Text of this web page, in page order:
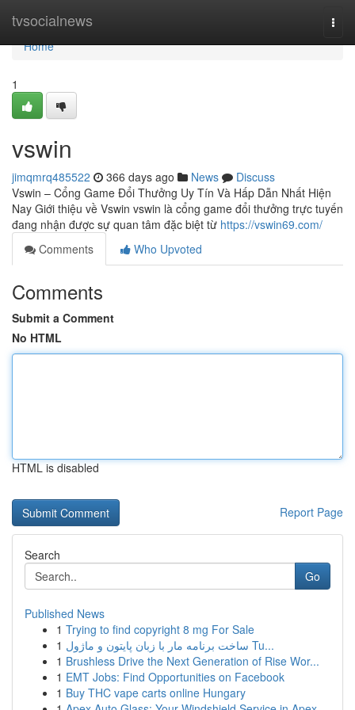
tvsocialnews
Home
Home
1
vswin
jimqmrq485522 366 days ago News
Discuss
Vswin – Cổng Game Đổi Thưởng Uy Tín Và Hấp Dẫn Nhất Hiện
Nay Giới thiệu về Vswin vswin là cổng game đổi thưởng trực tuyến
đang nhận được sự quan tâm đặc biệt từ https://vswin69.com/
Comments
Who Upvoted
Comments
Submit a Comment
No HTML
HTML is disabled
Report Page
Search
Go
Published News
1 Trying to find copyright 8 mg For Sale
1
ساخت برنامه مار با زبان پایتون و ماژول Tu...
1 Brushless Drive the Next Generation of Rise Wor...
1 EMT Jobs: Find Opportunities on Facebook
1 Buy THC vape carts online Hungary